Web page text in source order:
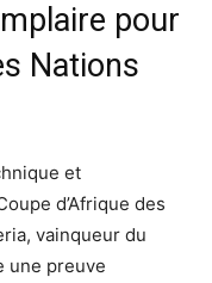
pour
Nations
et
d’Afrique des
vainqueur du
une preuve